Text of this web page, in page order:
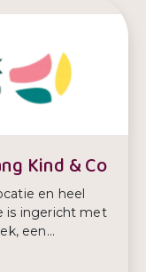
Kind & Co
en heel
is ingericht met
een...